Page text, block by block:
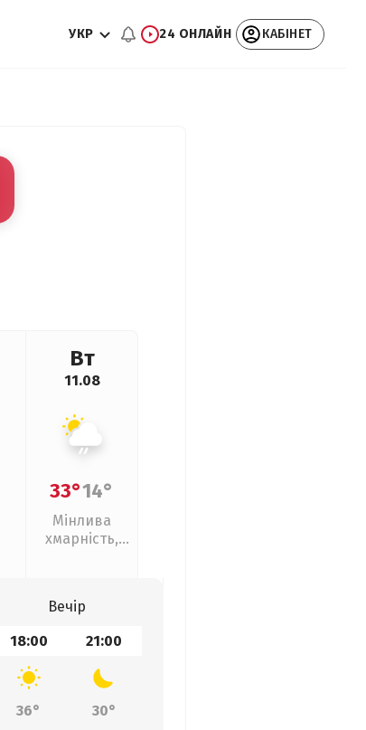
УКР 24 ОНЛАЙН КАБІНЕТ
Вт
11.08
33°14°
Мінлива
хмарність,
Вечір
18:00 21:00
36°
30°